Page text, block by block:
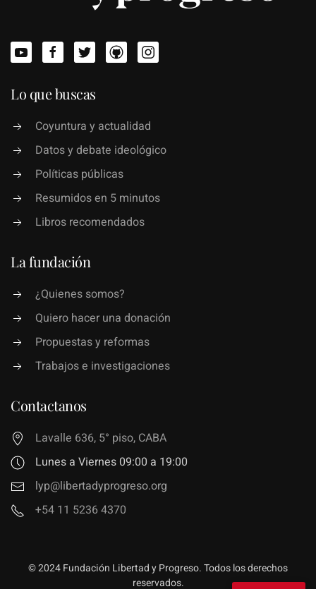
Lo que buscas
Coyuntura y actualidad
Datos y debate ideológico
Políticas públicas
Resumidos en 5 minutos
Libros recomendados
La fundación
¿Quienes somos?
Quiero hacer una donación
Propuestas y reformas
Trabajos e investigaciones
Contactanos
Lavalle 636, 5° piso, CABA
Lunes a Viernes 09:00 a 19:00
lyp@libertadyprogreso.org
+54 11 5236 4370
© 2024 Fundación Libertad y Progreso. Todos los derechos
reservados.